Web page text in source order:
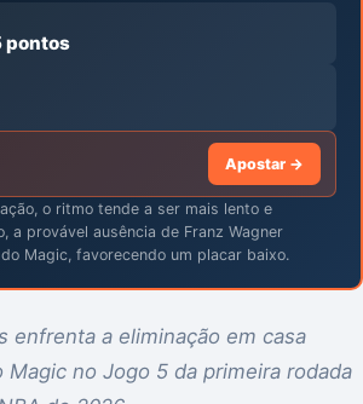
pontos
Apostar →
o ritmo tende a ser mais lento e
a provável ausência de Franz Wagner
Magic, favorecendo um placar baixo.
enfrenta a eliminação em casa
Magic no Jogo 5 da primeira rodada